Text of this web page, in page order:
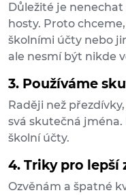
Důležité je
hosty. Proto
školními účty nebo
ale nesmí být nikde
3. Používáme
Raději než
svá skutečná
školní účty.
4. Triky pro lepší
Ozvěnám a špatné